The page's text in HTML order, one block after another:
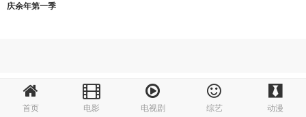
首页 电影 电视剧 综艺 动漫
庆余年第一季